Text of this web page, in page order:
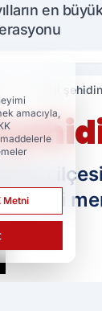
en
Dicleli
ismi
amacıyla,
Metni